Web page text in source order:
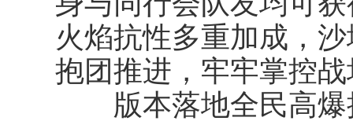
火焰抗性多重加成，
抱团推进，牢牢掌控
版本落地全民高爆